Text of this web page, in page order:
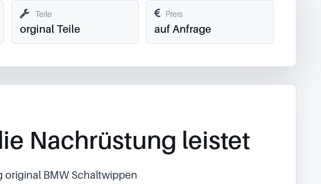
Teile
orginal Teile
Preis
auf Anfrage
Nachrüstung leistet
original BMW Schaltwippen